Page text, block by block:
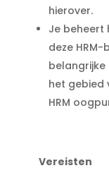
hierover.
Je beheert
deze
belangrijke
het gebied
HRM
Vereisten